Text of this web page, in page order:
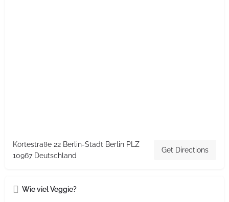
Körtestraße 22 Berlin-Stadt Berlin PLZ
10967 Deutschland
Get Directions
Wie viel Veggie?